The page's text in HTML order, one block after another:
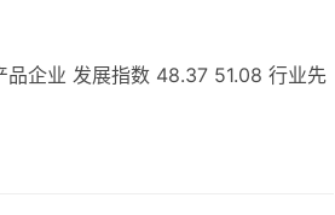
企业 发展指数 48.37 51.08 行业先